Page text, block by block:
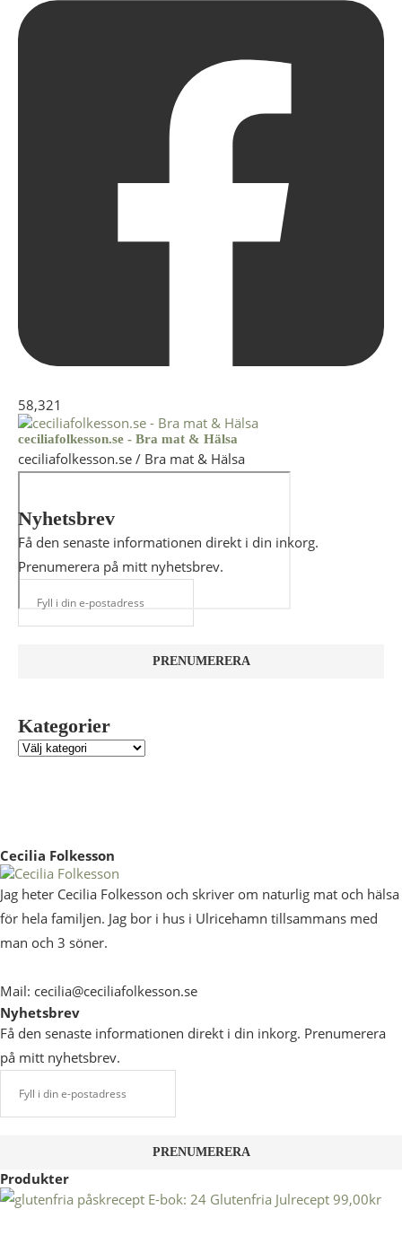
58,321
ceciliafolkesson.se - Bra mat & Hälsa
ceciliafolkesson.se / Bra mat & Hälsa
Nyhetsbrev
Få den senaste informationen direkt i din inkorg.
Prenumerera på mitt nyhetsbrev.
Kategorier
Cecilia Folkesson
Jag heter Cecilia Folkesson och skriver om naturlig mat och hälsa
för hela familjen. Jag bor i hus i Ulricehamn tillsammans med
man och 3 söner.
Mail: cecilia@ceciliafolkesson.se
Nyhetsbrev
Få den senaste informationen direkt i din inkorg. Prenumerera
på mitt nyhetsbrev.
Produkter
E-bok: 24 Glutenfria Julrecept 99,00kr